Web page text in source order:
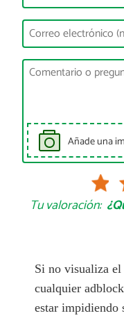
Añade una
Tu valoración:
Si no visualiza
cualquier
estar impidiendo